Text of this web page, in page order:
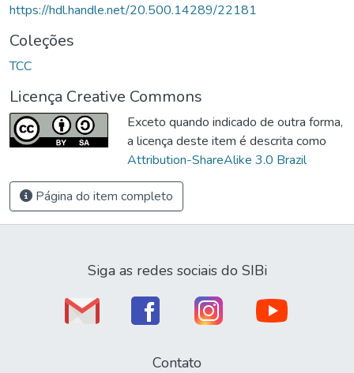
https://hdl.handle.net/20.500.14289/22181
Coleções
TCC
Licença Creative Commons
Exceto quando indicado de outra forma,
a licença deste item é descrita como
Attribution-ShareAlike 3.0 Brazil
Página do item completo
Siga as redes sociais do SIBi
Contato